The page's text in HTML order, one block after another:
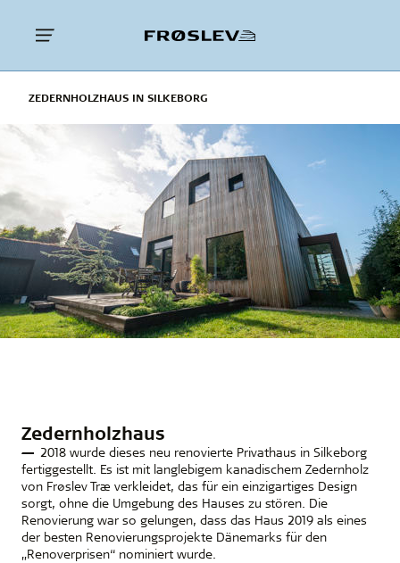
ZEDERNHOLZHAUS IN SILKEBORG
Zedernholzhaus
2018 wurde dieses neu renovierte Privathaus in Silkeborg
fertiggestellt. Es ist mit langlebigem kanadischem Zedernholz
von Frøslev Træ verkleidet, das für ein einzigartiges Design
sorgt, ohne die Umgebung des Hauses zu stören. Die
Renovierung war so gelungen, dass das Haus 2019 als eines
der besten Renovierungsprojekte Dänemarks für den
„Renoverprisen“ nominiert wurde.